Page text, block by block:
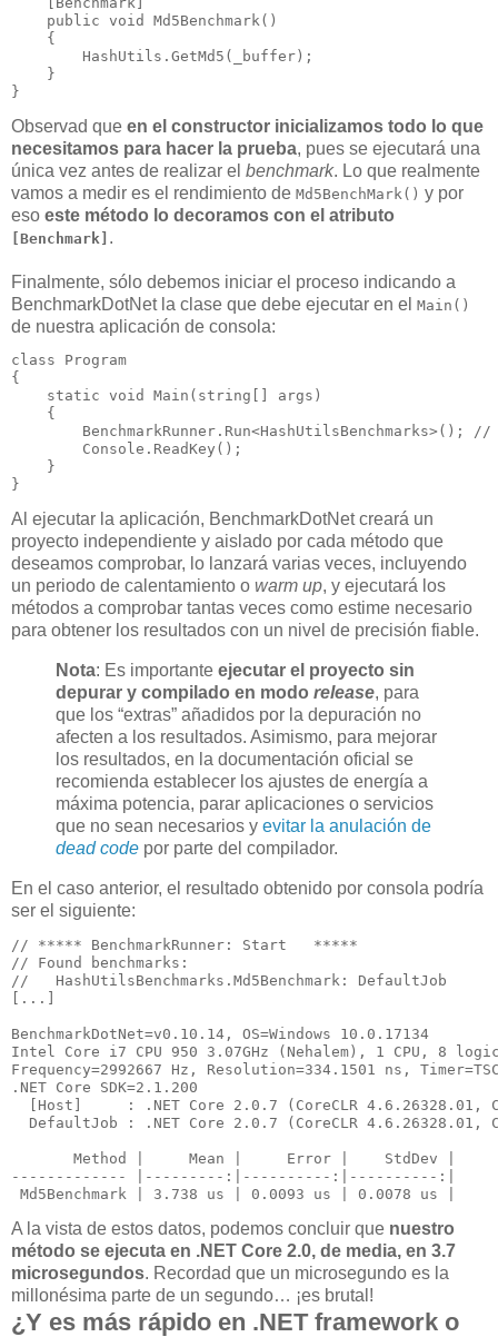
public void Md5Benchmark ()
    {
        HashUtils.GetMd5(_buffer);
    }
}
Observad que en el constructor inicializamos todo lo que
necesitamos para hacer la prueba, pues se ejecutará una
única vez antes de realizar el benchmark. Lo que realmente
vamos a medir es el rendimiento de Md5BenchMark() y por
eso este método lo decoramos con el atributo
[Benchmark] .
Finalmente, sólo debemos iniciar el proceso indicando a
BenchmarkDotNet la clase que debe ejecutar en el Main()
de nuestra aplicación de consola:
class Program
{
static void Main( string [] args)
    {
BenchmarkRunner.Run<HashUtilsBenchmarks>(); //
        Console.ReadKey();
    }
}
Al ejecutar la aplicación, BenchmarkDotNet creará un
proyecto independiente y aislado por cada método que
deseamos comprobar, lo lanzará varias veces, incluyendo
un periodo de calentamiento o warm up, y ejecutará los
métodos a comprobar tantas veces como estime necesario
para obtener los resultados con un nivel de precisión fiable.
Nota: Es importante ejecutar el proyecto sin
depurar y compilado en modo release, para
que los “extras” añadidos por la depuración no
afecten a los resultados. Asimismo, para mejorar
los resultados, en la documentación oficial se
recomienda establecer los ajustes de energía a
máxima potencia, parar aplicaciones o servicios
que no sean necesarios y evitar la anulación de
dead code por parte del compilador.
En el caso anterior, el resultado obtenido por consola podría
ser el siguiente:
// ***** BenchmarkRunner: Start   *****
// Found benchmarks:
//   HashUtilsBenchmarks.Md5Benchmark: DefaultJob
[...]
BenchmarkDotNet=v0.10.14, OS=Windows 10.0.17134
Intel Core i7 CPU 950 3.07GHz (Nehalem), 1 CPU, 8
Frequency=2992667 Hz, Resolution=334.1501 ns,
.NET Core SDK=2.1.200
[Host]     : .NET Core 2.0.7 (CoreCLR 4.6.26328.01,
DefaultJob : .NET Core 2.0.7 (CoreCLR 4.6.26328.01,
       Method |     Mean |     Error |    StdDev |
- ------------ |--------- :|---------- :|---------- :|
Md5Benchmark | 3.738 us | 0.0093 us | 0.0078 us |
A la vista de estos datos, podemos concluir que nuestro
método se ejecuta en .NET Core 2.0, de media, en 3.7
microsegundos. Recordad que un microsegundo es la
millonésima parte de un segundo… ¡es brutal!
¿Y es más rápido en .NET framework o